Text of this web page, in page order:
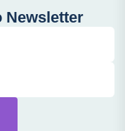
Newsletter